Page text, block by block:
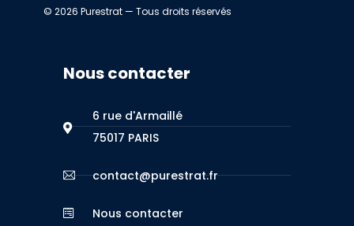
© 2026 Purestrat — Tous droits réservés
Nous contacter
6 rue d'Armaillé
75017 PARIS
contact@purestrat.fr
Nous contacter